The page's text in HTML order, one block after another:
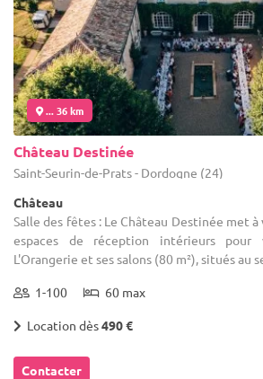
... 36 km
Château Destinée
Saint-Seurin-de-Prats - Dordogne (24)
Château
Salle des fêtes : Le Château Destinée met
espaces de réception intérieurs pour
L'Orangerie et ses salons (80 m²), situés au
1-100 60 max
Location dès490 €
Contacter